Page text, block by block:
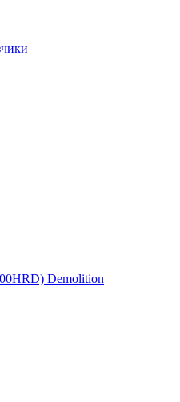
Demolition